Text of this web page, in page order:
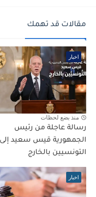
مقالات قد تهمك
اخبار
منذ بضع لحظات
رسالة عاجلة من رئيس
الجمهورية قيس سعيد إلى
التونسيين بالخارج
اخبار